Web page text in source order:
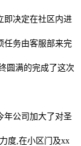
决定在社区内进
任务由客服部来完
圆满的完成了这次
公司加大了对圣
度,在小区门及xx